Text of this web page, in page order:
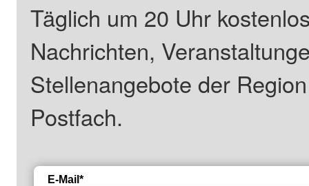
Täglich um 20 Uhr
Nachrichten,
Stellenangebote der
Postfach.
E-Mail*